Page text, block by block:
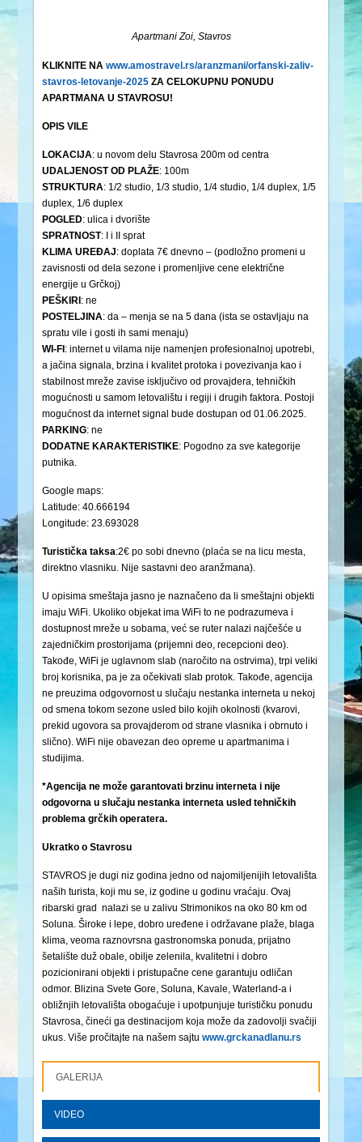
Apartmani Zoi, Stavros
KLIKNITE NAwww.amostravel.rs/aranzmani/orfanski-zaliv-
stavros-letovanje-2025 ZA CELOKUPNU PONUDU
APARTMANA U STAVROSU!
OPIS VILE
LOKACIJA: u novom delu Stavrosa 200m od centra
UDALJENOST OD PLAŽE: 100m
STRUKTURA: 1/2 studio, 1/3 studio, 1/4 studio, 1/4 duplex, 1/5
duplex, 1/6 duplex
POGLED: ulica i dvorište
SPRATNOST: I i II sprat
KLIMA UREĐAJ: doplata 7€ dnevno – (podložno promeni u
zavisnosti od dela sezone i promenljive cene električne
energije u Grčkoj)
PEŠKIRI : ne
POSTELJINA: da – menja se na 5 dana (ista se ostavljaju na
spratu vile i gosti ih sami menaju)
WI-FI : internet u vilama nije namenjen profesionalnoj upotrebi,
a jačina signala, brzina i kvalitet protoka i povezivanja kao i
stabilnost mreže zavise isključivo od provajdera, tehničkih
mogućnosti u samom letovalištu i regiji i drugih faktora. Postoji
mogućnost da internet signal bude dostupan od 01.06.2025.
PARKING: ne
DODATNE KARAKTERISTIKE: Pogodno za sve kategorije
putnika.
Google maps:
Latitude: 40.666194
Longitude: 23.693028
Turistička taksa:2€ po sobi dnevno (plaća se na licu mesta,
direktno vlasniku. Nije sastavni deo aranžmana).
U opisima smeštaja jasno je naznačeno da li smeštajni objekti
imaju WiFi. Ukoliko objekat ima WiFi to ne podrazumeva i
dostupnost mreže u sobama, već se ruter nalazi najčešće u
zajedničkim prostorijama (prijemni deo, recepcioni deo).
Takođe, WiFi je uglavnom slab (naročito na ostrvima), trpi veliki
broj korisnika, pa je za očekivati slab protok. Takođe, agencija
ne preuzima odgovornost u slučaju nestanka interneta u nekoj
od smena tokom sezone usled bilo kojih okolnosti (kvarovi,
prekid ugovora sa provajderom od strane vlasnika i obrnuto i
slično). WiFi nije obavezan deo opreme u apartmanima i
studijima.
*Agencija ne može garantovati brzinu interneta i nije
odgovorna u slučaju nestanka interneta usled tehničkih
problema grčkih operatera.
Ukratko o Stavrosu
STAVROS je dugi niz godina jedno od najomiljenijih letovališta
naših turista, koji mu se, iz godine u godinu vraćaju. Ovaj
ribarski grad nalazi se u zalivu Strimonikos na oko 80 km od
Soluna. Široke i lepe, dobro uređene i održavane plaže, blaga
klima, veoma raznovrsna gastronomska ponuda, prijatno
šetalište duž obale, obilje zelenila, kvalitetni i dobro
pozicionirani objekti i pristupačne cene garantuju odličan
odmor. Blizina Svete Gore, Soluna, Kavale, Waterland-a i
obližnjih letovališta obogaćuje i upotpunjuje turističku ponudu
Stavrosa, čineći ga destinacijom koja može da zadovolji svačiji
ukus. Više pročitajte na našem sajtuwww.grckanadlanu.rs
GALERIJA
VIDEO